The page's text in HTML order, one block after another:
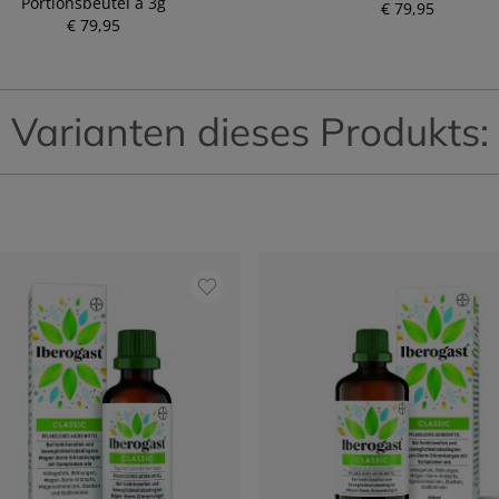
€ 79,95
€ 79,95
P
s s
Varianten dieses Produkts: